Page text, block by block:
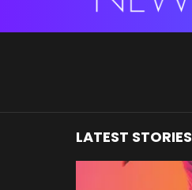
LATEST STORIES